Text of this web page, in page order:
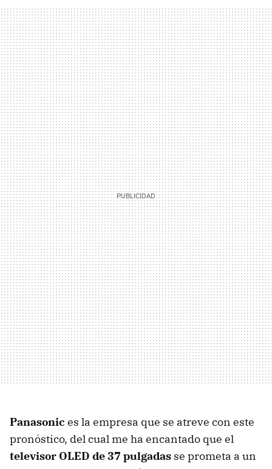
Panasonic es la empresa que se atreve con este
pronóstico, del cual me ha encantado que el
televisor OLED de 37 pulgadas se prometa a un